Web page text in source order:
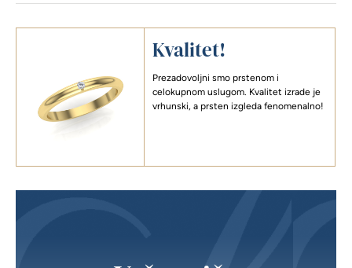
Kvalitet!
Prezadovoljni smo prstenom i
celokupnom uslugom. Kvalitet izrade je
vrhunski, a prsten izgleda fenomenalno!